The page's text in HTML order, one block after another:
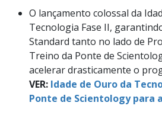
O lançamento colossal da
Tecnologia Fase II,
Standard tanto no lado de
Treino da Ponte de
acelerar drasticamente o
VER: Idade de Ouro da
Ponte de Scientology para